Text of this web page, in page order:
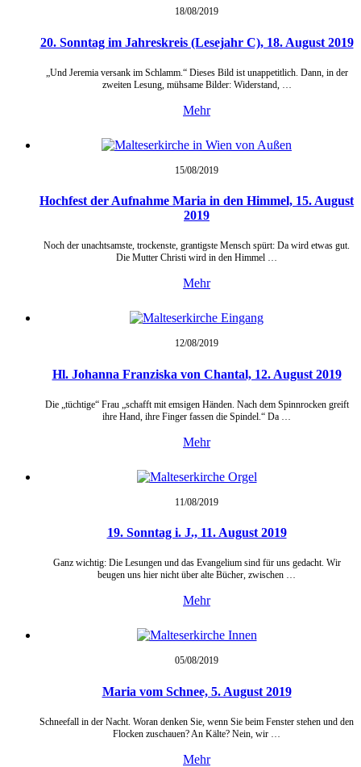
18/08/2019
20. Sonntag im Jahreskreis (Lesejahr C), 18. August 2019
„Und Jeremia versank im Schlamm.“ Dieses Bild ist unappetitlich. Dann, in der
zweiten Lesung, mühsame Bilder: Widerstand, …
Mehr
15/08/2019
Hochfest der Aufnahme Maria in den Himmel, 15. August
2019
Noch der unachtsamste, trockenste, grantigste Mensch spürt: Da wird etwas gut.
Die Mutter Christi wird in den Himmel …
Mehr
12/08/2019
Hl. Johanna Franziska von Chantal, 12. August 2019
Die „tüchtige“ Frau „schafft mit emsigen Händen. Nach dem Spinnrocken greift
ihre Hand, ihre Finger fassen die Spindel.“ Da …
Mehr
11/08/2019
19. Sonntag i. J., 11. August 2019
Ganz wichtig: Die Lesungen und das Evangelium sind für uns gedacht. Wir
beugen uns hier nicht über alte Bücher, zwischen …
Mehr
05/08/2019
Maria vom Schnee, 5. August 2019
Schneefall in der Nacht. Woran denken Sie, wenn Sie beim Fenster stehen und den
Flocken zuschauen? An Kälte? Nein, wir …
Mehr